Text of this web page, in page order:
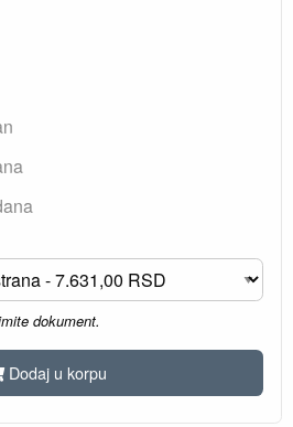
dokument.
Dodaj u korpu